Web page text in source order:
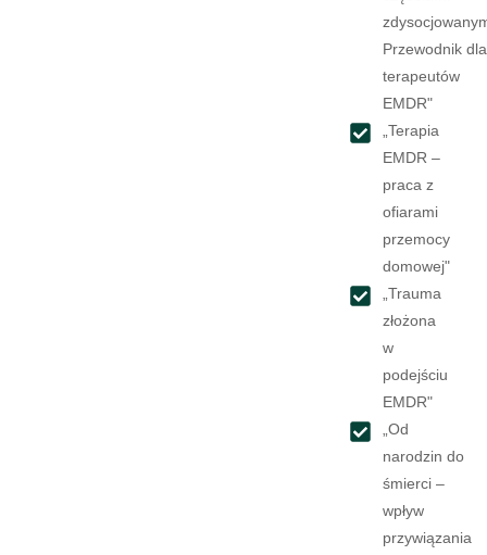
Przewodnik dla
terapeutów
EMDR"
„Terapia
EMDR –
praca z
ofiarami
przemocy
domowej"
„Trauma
złożona
w
podejściu
EMDR"
„Od
narodzin do
śmierci –
wpływ
przywiązania